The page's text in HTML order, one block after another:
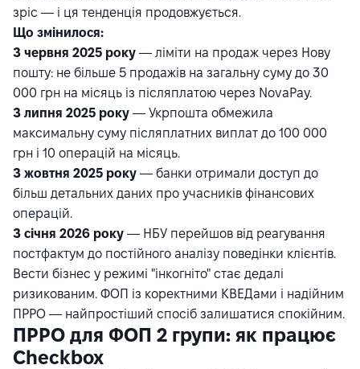
зріс — і ця тенденція продовжується.
Що змінилося:
З червня 2025 року — ліміти на продаж через Нову
пошту: не більше 5 продажів на загальну суму до 30
000 грн на місяць із післяплатою через NovaPay.
З липня 2025 року — Укрпошта обмежила
максимальну суму післяплатних виплат до 100 000
грн і 10 операцій на місяць.
З жовтня 2025 року — банки отримали доступ до
більш детальних даних про учасників фінансових
операцій.
З січня 2026 року — НБУ перейшов від реагування
постфактум до постійного аналізу поведінки клієнтів.
Вести бізнес у режимі "інкогніто" стає дедалі
ризикованим. ФОП із коректними КВЕДами і надійним
ПРРО — найпростіший спосіб залишатися спокійним.
ПРРО для ФОП 2 групи: як працює
Checkbox